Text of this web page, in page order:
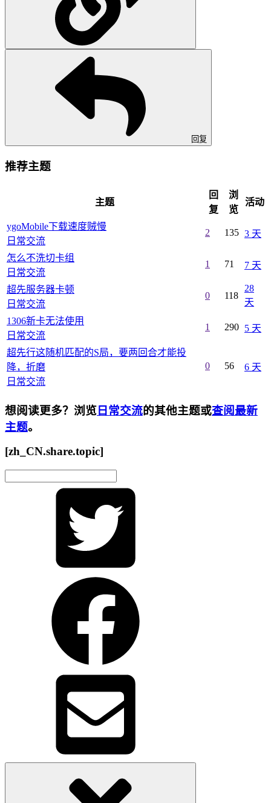
回复
推荐主题
主题
回
复
浏
览
活动
ygoMobile下载速度贼慢
日常交流
2 135 3 天
怎么不洗切卡组
日常交流
1 71 7 天
超先服务器卡顿
日常交流
0 118
28
天
1306新卡无法使用
日常交流
1 290 5 天
超先行这随机匹配的S局，要两回合才能投
降，折磨
日常交流
0 56 6 天
想阅读更多？浏览 日常交流的其他主题或查阅最新
主题。
[zh_CN.share.topic]